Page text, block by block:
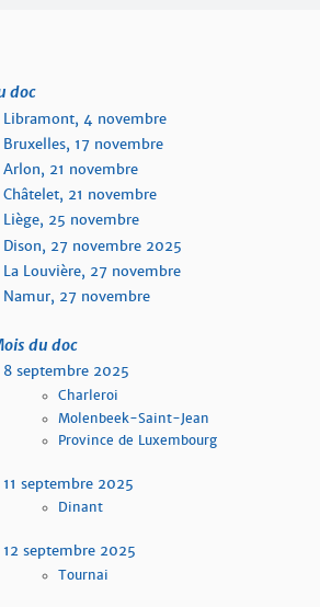
doc
Libramont, 4 novembre
Bruxelles, 17 novembre
Arlon, 21 novembre
Châtelet, 21 novembre
Liège, 25 novembre
Dison, 27 novembre 2025
La Louvière, 27 novembre
Namur, 27 novembre
du doc
8 septembre 2025
Charleroi
Molenbeek-Saint-Jean
Province de Luxembourg
11 septembre 2025
Dinant
12 septembre 2025
Tournai